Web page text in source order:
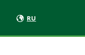
RU